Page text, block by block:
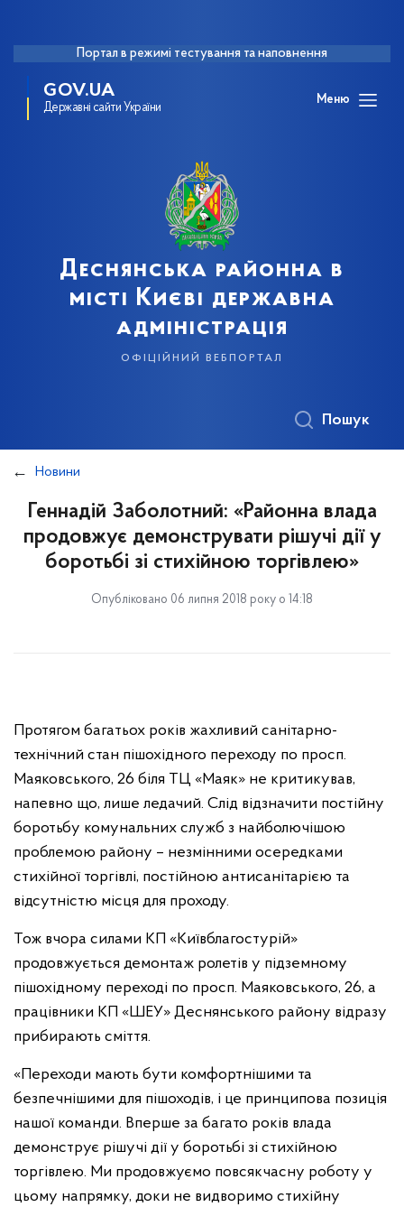
Портал в режимі тестування та наповнення
GOV.UA
Державні сайти України
Меню
Деснянська районна в
місті Києві державна
адміністрація
офіційний вебпортал
Пошук
Новини
Геннадій Заболотний: «Районна влада
продовжує демонструвати рішучі дії у
боротьбі зі стихійною торгівлею»
Опубліковано 06 липня 2018 року о 14:18
Протягом багатьох років жахливий санітарно-
технічний стан пішохідного переходу по просп.
Маяковського, 26 біля ТЦ «Маяк» не критикував,
напевно що, лише ледачий. Слід відзначити постійну
боротьбу комунальних служб з найболючішою
проблемою району – незмінними осередками
стихійної торгівлі, постійною антисанітарією та
відсутністю місця для проходу.
Тож вчора силами КП «Київблагостурій»
продовжується демонтаж ролетів у підземному
пішохідному переході по просп. Маяковського, 26, а
працівники КП «ШЕУ» Деснянського району відразу
прибирають сміття.
«Переходи мають бути комфортнішими та
безпечнішими для пішоходів, і це принципова позиція
нашої команди. Вперше за багато років влада
демонструє рішучі дії у боротьбі зі стихійною
торгівлею. Ми продовжуємо повсякчасну роботу у
цьому напрямку, доки не видворимо стихійну